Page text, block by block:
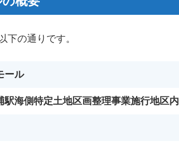
下の通りです。
ール
駅海側特定土地区画整理事業施行地区内